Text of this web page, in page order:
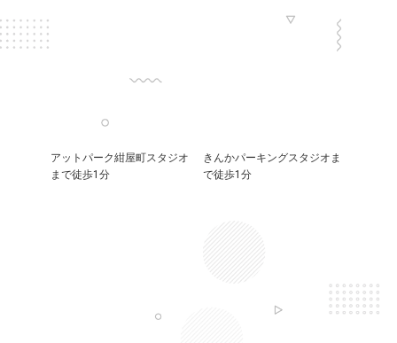
アットパーク紺屋町スタジオ
まで徒歩1分
きんかパーキングスタジオま
で徒歩1分